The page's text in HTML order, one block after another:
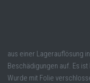
aus einer Lagerauflösung
Beschädigungen auf. Es
Wurde mit Folie